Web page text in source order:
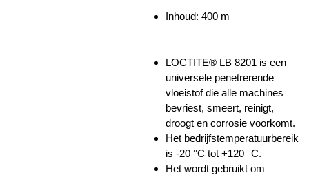
Inhoud: 400 m
LOCTITE® LB 8201 is een
universele penetrerende
vloeistof die alle machines
bevriest, smeert, reinigt,
droogt en corrosie voorkomt.
Het bedrijfstemperatuurbereik
is -20 °C tot +120 °C.
Het wordt gebruikt om